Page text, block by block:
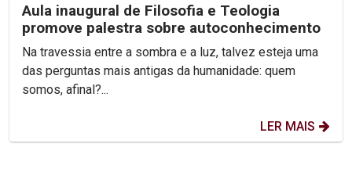
Aula inaugural de Filosofia e Teologia
promove palestra sobre autoconhecimento
Na travessia entre a sombra e a luz, talvez esteja uma
das perguntas mais antigas da humanidade: quem
somos, afinal?...
LER MAIS